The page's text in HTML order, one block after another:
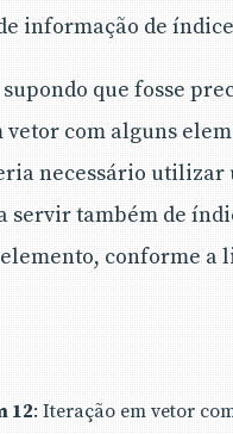
informação de
que fosse
com alguns
necessário utilizar
servir também de
conforme a
12: Iteração em vetor